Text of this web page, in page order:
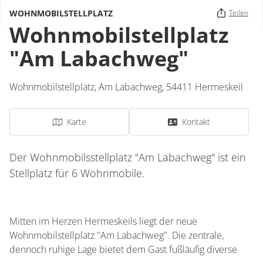
WOHNMOBILSTELLPLATZ Teilen
Wohnmobilstellplatz
"Am Labachweg"
Wohnmobilstellplatz,Am Labachweg, 54411 Hermeskeil
Karte Kontakt
Der Wohnmobilsstellplatz "Am Labachweg" ist ein
Stellplatz für 6 Wohnmobile.
Mitten im Herzen Hermeskeils liegt der neue
Wohnmobilstellplatz "Am Labachweg". Die zentrale,
dennoch ruhige Lage bietet dem Gast fußläufig diverse